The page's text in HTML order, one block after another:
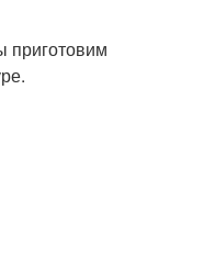
приготовим